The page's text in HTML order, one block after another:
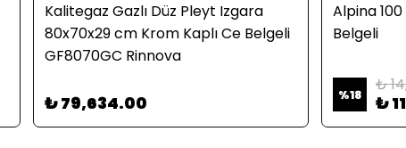
Kalitegaz Gazlı Düz Pleyt Izgara
80x70x29 cm Krom Kaplı Ce Belgeli
GF8070GC Rinnova
₺ 79,634.00
Alpina
Belgeli
%18 ₺
₺